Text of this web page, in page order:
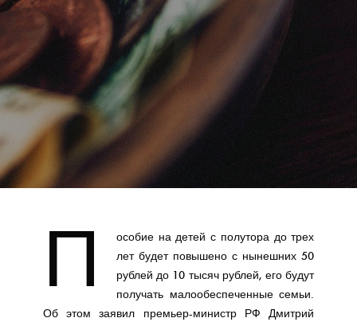
П
особие на детей с полутора до трех
лет будет повышено с нынешних 50
рублей до 10 тысяч рублей, его будут
получать малообеспеченные семьи.
Об этом заявил премьер-министр РФ Дмитрий